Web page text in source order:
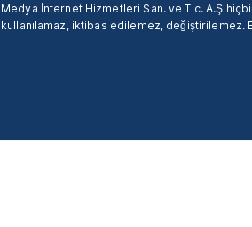
Medya İnternet Hizmetleri San. ve Tic. A.Ş
kullanılamaz, iktibas edilemez, değiştirilemez.